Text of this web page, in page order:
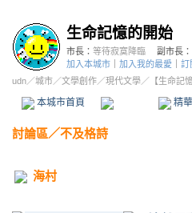
生命記憶的開始
市長： 等待寂寞降臨
副市長：
加入本城市
加入我的最愛
訂
udn／城市／文學創作／現代文學／ 【生命記
本城市首頁 精
討論區／不及格詩
海村